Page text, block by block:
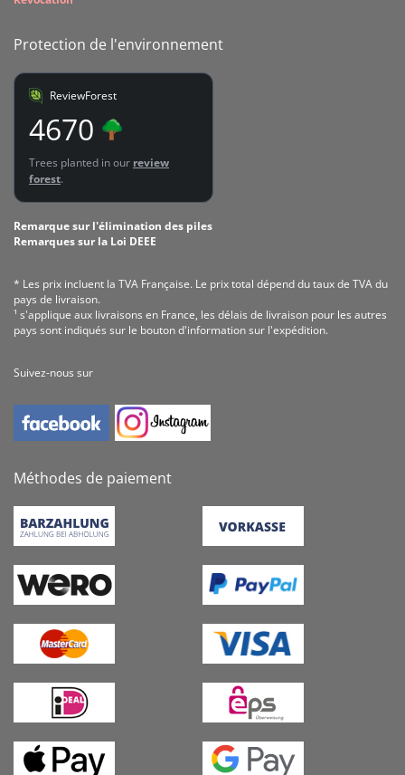
Protection de l'environnement
ReviewForest
4670
Trees planted in our review
forest.
Remarque sur l'élimination des piles
Remarques sur la Loi DEEE
* Les prix incluent la TVA Fran­çaise. Le prix total dépend du taux de TVA du
pays de livraison.
¹ s'applique aux livraisons en France, les délais de livraison pour les autres
pays sont indiqués sur le bouton d'information sur l'expédition.
Suivez-nous sur
Méthodes de paiement